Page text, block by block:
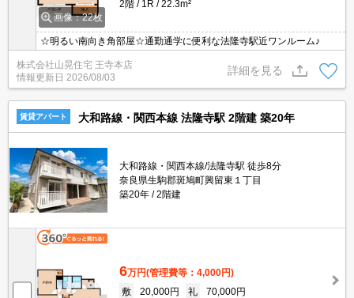
画像：22枚
2階
1R 22.3m²
☆明るい南向き角部屋☆通勤通学に便利な法隆寺駅近ワンルーム♪
株式会社山晃住宅 王寺本店
情報更新日 2026/08/03
詳細を見る
賃貸アパート 大和路線・関西本線 法隆寺駅 2階建 築20年
大和路線・関西本線/法隆寺駅 徒歩8分
奈良県生駒郡斑鳩町興留東１丁目
築20年
2階建
6万円(管理費等：4,000円)
敷
20,000円 礼
70,000円